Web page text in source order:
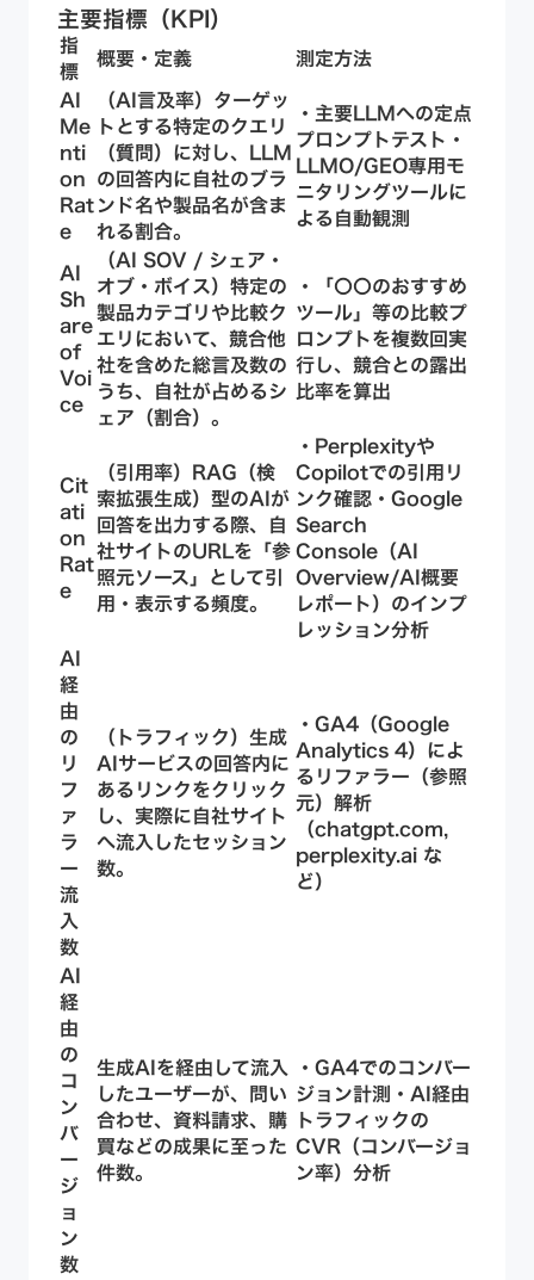
主要指標（KPI）
指
標
概要・定義
測定方法
AI
Me
nti
on
Rat
e
（AI言及率）ターゲッ
トとする特定のクエリ
（質問）に対し、LLM
の回答内に自社のブラ
ンド名や製品名が含ま
れる割合。
・主要LLMへの定点
プロンプトテスト・
LLMO/GEO専用モ
ニタリングツールに
よる自動観測
AI
Sh
are
of
Voi
ce
（AI SOV / シェア・
オブ・ボイス）特定の
製品カテゴリや比較ク
エリにおいて、競合他
社を含めた総言及数の
うち、自社が占めるシ
ェア（割合）。
・「〇〇のおすすめ
ツール」等の比較プ
ロンプトを複数回実
行し、競合との露出
比率を算出
Cit
ati
on
Rat
e
（引用率）RAG（検
索拡張生成）型のAIが
回答を出力する際、自
社サイトのURLを「参
照元ソース」として引
用・表示する頻度。
・Perplexityや
Copilotでの引用リ
ンク確認・Google
Search
Console（AI
Overview/AI概要
レポート）のインプ
レッション分析
AI
経
由
の
リ
フ
ァ
ラ
ー
流
入
数
（トラフィック）生成
AIサービスの回答内に
あるリンクをクリック
し、実際に自社サイト
へ流入したセッション
数。
・GA4（Google
Analytics 4）によ
るリファラー（参照
元）解析
（chatgpt.com,
perplexity.ai な
ど）
AI
経
由
の
コ
ン
バ
ー
ジ
ョ
ン
数
生成AIを経由して流入
したユーザーが、 問い
合わせ、資料請求、購
買などの成果に至った
件数。
・GA4でのコンバー
ジョン計測・AI経由
トラフィックの
CVR（コンバージョ
ン率）分析